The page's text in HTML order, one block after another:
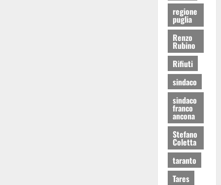
regione
puglia
Renzo
Rubino
Rifiuti
sindaco
sindaco
franco
ancona
Stefano
Coletta
taranto
Tares